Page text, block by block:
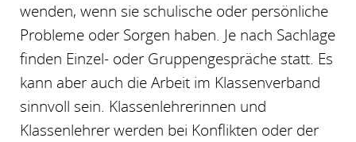
wenden, wenn sie schulische oder persönliche
Probleme oder Sorgen haben. Je nach Sachlage
finden Einzel- oder Gruppengespräche statt. Es
kann aber auch die Arbeit im Klassenverband
sinnvoll sein. Klassenlehrerinnen und
Klassenlehrer werden bei Konflikten oder der